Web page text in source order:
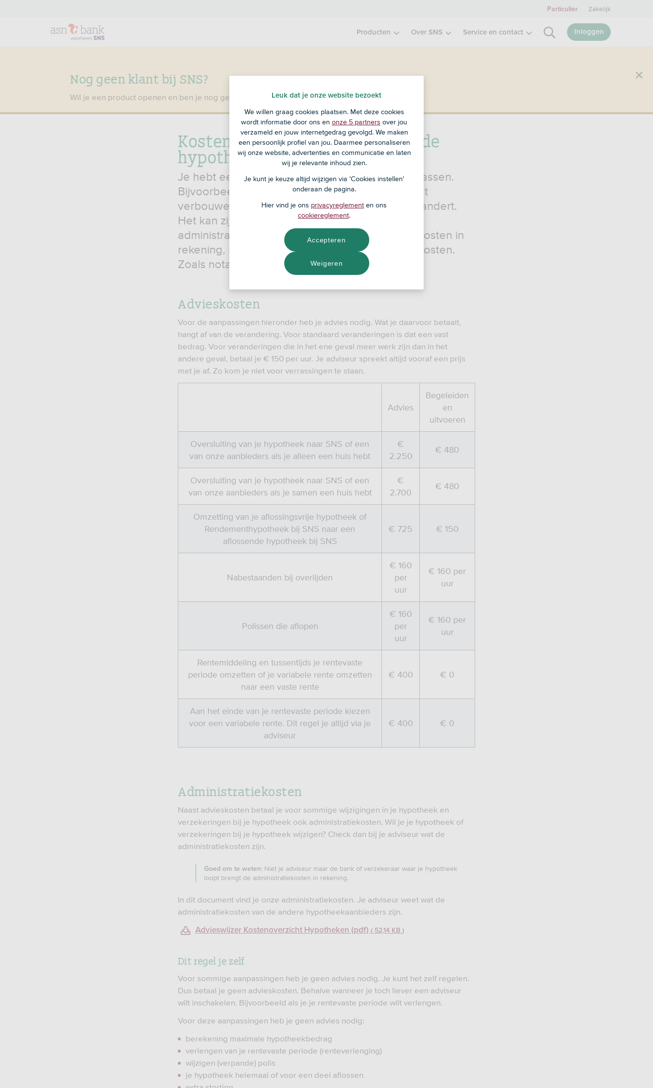
Nog geen klant bij SNS?
Wil je een product openen en ben je nog geen klant bij SNS?Ga dan naar ASN Bank
Producten Over SNS Service en contact Inloggen
Particulier Zakelijk
Kosten wijzigen van je bestaande
hypotheek
Je hebt een SNS Hypotheek en je wilt iets aanpassen.
Bijvoorbeeld omdat je een lagere rente wilt, gaat
verbouwen of omdat je persoonlijke situatie verandert.
Het kan zijn dat je dan advieskosten en/of
administratiekosten moet betalen. Wij brengen kosten in
rekening, maar houd ook rekening met andere kosten.
Zoals notaris- en taxatiekosten.
Advieskosten
Voor de aanpassingen hieronder heb je advies nodig. Wat je daarvoor betaalt,
hangt af van de verandering. Voor standaard veranderingen is dat een vast
bedrag. Voor veranderingen die in het ene geval meer werk zijn dan in het
andere geval, betaal je € 150 per uur. Je adviseur spreekt altijd vooraf een prijs
met je af. Zo kom je niet voor verrassingen te staan.
Advies
Begeleiden
en
uitvoeren
Oversluiting van je hypotheek naar SNS of een
van onze aanbieders als je alleen een huis hebt
€
2.250
€ 480
Oversluiting van je hypotheek naar SNS of een
van onze aanbieders als je samen een huis hebt
€
2.700
€ 480
Omzetting van je aflossingsvrije hypotheek of
Rendementhypotheek bij SNS naar een
aflossende hypotheek bij SNS
€ 725 € 150
Nabestaanden bij overlijden
€ 160
per
uur
€ 160 per
uur
Polissen die aflopen
€ 160
per
uur
€ 160 per
uur
Rentemiddeling en tussentijds je rentevaste
periode omzetten of je variabele rente omzetten
naar een vaste rente
€ 400 € 0
Aan het einde van je rentevaste periode kiezen
voor een variabele rente. Dit regel je altijd via je
adviseur
€ 400 € 0
Administratiekosten
Naast advieskosten betaal je voor sommige wijzigingen in je hypotheek en
verzekeringen bij je hypotheek ook administratiekosten. Wil je je hypotheek of
verzekeringen bij je hypotheek wijzigen? Check dan bij je adviseur wat de
administratiekosten zijn.
Goed om te weten: Niet je adviseur maar de bank of verzekeraar waar je hypotheek
loopt brengt de administratiekosten in rekening.
In dit document vind je onze administratiekosten. Je adviseur weet wat de
administratiekosten van de andere hypotheekaanbieders zijn.
Advieswijzer Kostenoverzicht Hypotheken (pdf) 52,14 KB
Dit regel je zelf
Voor sommige aanpassingen heb je geen advies nodig. Je kunt het zelf regelen.
Dus betaal je geen advieskosten. Behalve wanneer je toch liever een adviseur
wilt inschakelen. Bijvoorbeeld als je je rentevaste periode wilt verlengen.
Voor deze aanpassingen heb je geen advies nodig:
berekening maximale hypotheekbedrag
verlengen van je rentevaste periode (renteverlenging)
wijzigen (verpande) polis
je hypotheek helemaal of voor een deel aflossen
Leuk dat je onze website bezoekt
We willen graag cookies plaatsen. Met deze cookies
wordt informatie door ons en onze 5 partners over jou
verzameld en jouw internetgedrag gevolgd. We maken
een persoonlijk profiel van jou. Daarmee personaliseren
wij onze website, advertenties en communicatie en laten
wij je relevante inhoud zien.
Je kunt je keuze altijd wijzigen via 'Cookies instellen'
onderaan de pagina.
Hier vind je ons privacyreglement en ons
cookiereglement.
Weigeren
Accepteren